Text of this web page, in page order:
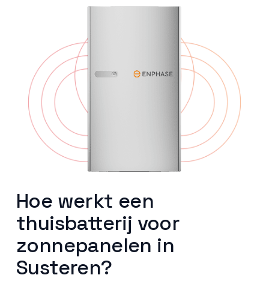
Hoe werkt een
thuisbatterij voor
zonnepanelen in
Susteren?